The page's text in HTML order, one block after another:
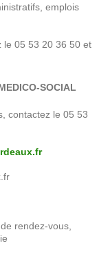
emplois
le 05 53 20 36 50 et
SOCIAL
contactez le 05 53
rendez-vous,